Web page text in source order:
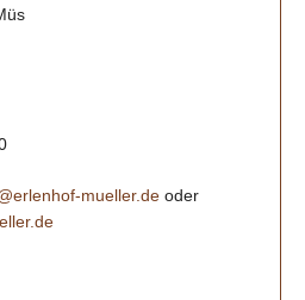
mueller.de oder